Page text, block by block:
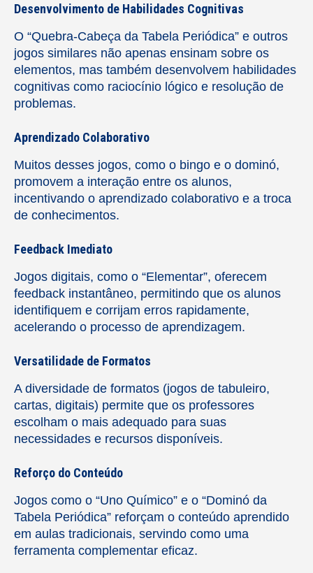
Desenvolvimento de Habilidades Cognitivas
O “Quebra-Cabeça da Tabela Periódica” e outros
jogos similares não apenas ensinam sobre os
elementos, mas também desenvolvem habilidades
cognitivas como raciocínio lógico e resolução de
problemas.
Aprendizado Colaborativo
Muitos desses jogos, como o bingo e o dominó,
promovem a interação entre os alunos,
incentivando o aprendizado colaborativo e a troca
de conhecimentos.
Feedback Imediato
Jogos digitais, como o “Elementar”, oferecem
feedback instantâneo, permitindo que os alunos
identifiquem e corrijam erros rapidamente,
acelerando o processo de aprendizagem.
Versatilidade de Formatos
A diversidade de formatos (jogos de tabuleiro,
cartas, digitais) permite que os professores
escolham o mais adequado para suas
necessidades e recursos disponíveis.
Reforço do Conteúdo
Jogos como o “Uno Químico” e o “Dominó da
Tabela Periódica” reforçam o conteúdo aprendido
em aulas tradicionais, servindo como uma
ferramenta complementar eficaz.